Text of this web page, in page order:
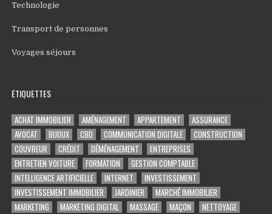
Technologie
Transport de personnes
Voyages séjours
ÉTIQUETTES
ACHAT IMMOBILIER AMÉNAGEMENT APPARTEMENT
ASSURANCE
AVOCAT
BIJOUX CBD COMMUNICATION DIGITALE
CONSTRUCTION
COUVREUR
CRÉDIT DÉMÉNAGEMENT
ENTREPRISES
ENTRETIEN VOITURE
FORMATION
GESTION COMPTABLE
INTELLIGENCE ARTIFICIELLE
INTERNET
INVESTISSEMENT
INVESTISSEMENT IMMOBILIER
JARDINIER
MARCHÉ IMMOBILIER
MARKETING
MARKETING DIGITAL MASSAGE MAÇON NETTOYAGE